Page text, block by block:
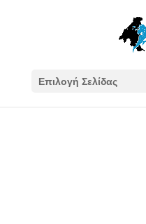
Επιλογή Σελίδας